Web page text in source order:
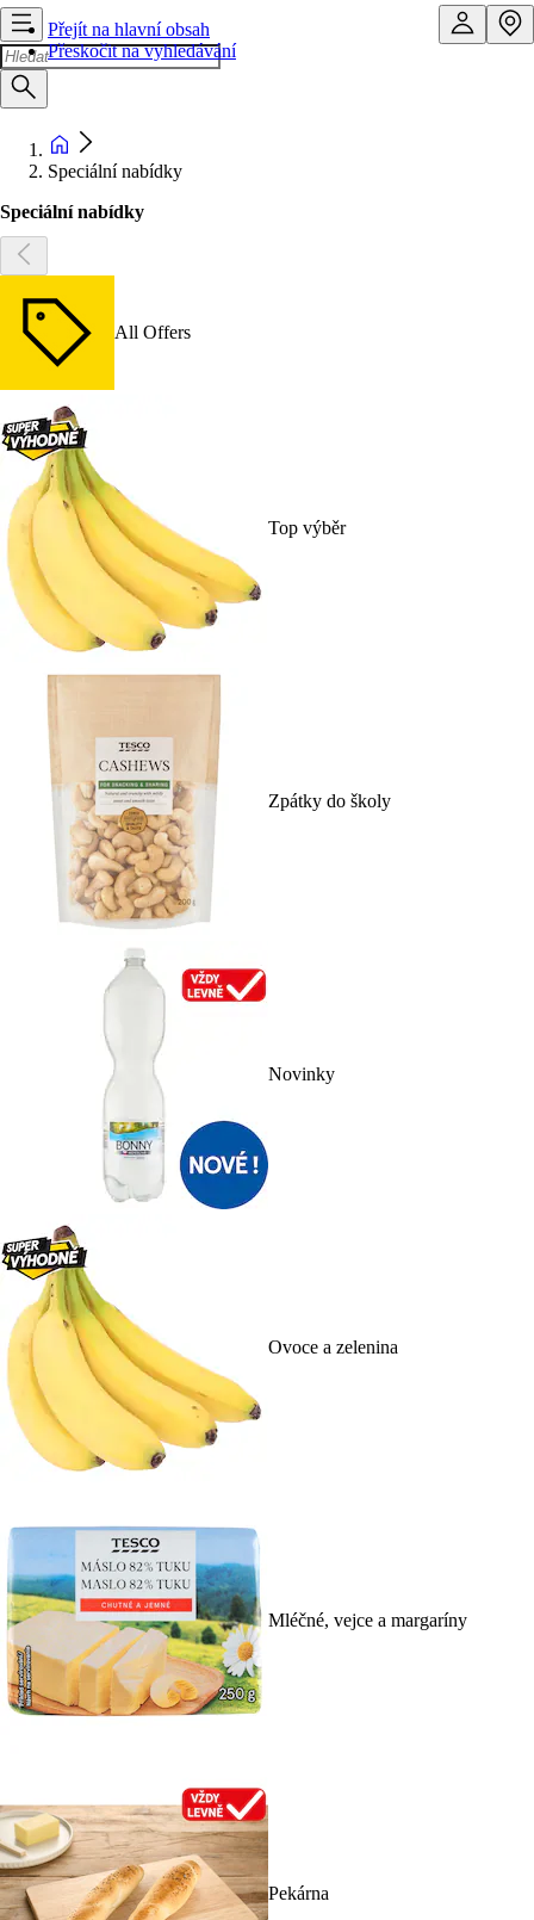
Přejít na hlavní obsah
Přeskočit na vyhledávání
Speciální nabídky
Speciální nabídky
All Offers
Top výběr
Zpátky do školy
Novinky
Ovoce a zelenina
Mléčné, vejce a margaríny
Pekárna